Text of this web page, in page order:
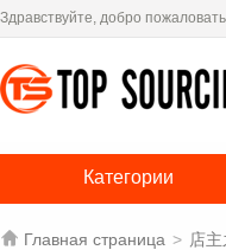
Здравствуйте, добро пожаловать
Категории
 Главная страница > 店